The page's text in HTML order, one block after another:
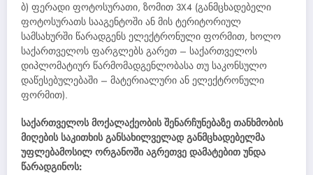
ბ) ფერადი ფოტოსურათი, ზომით 3X4 (განმცხადებელი
ფოტოსურათს სააგენტოში ან მის ტერიტორიულ
სამსახურში წარადგენს ელექტრონული ფორმით, ხოლო
საქართველოს ფარგლებს გარეთ – საქართველოს
დიპლომატიურ წარმომადგენლობასა თუ საკონსულო
დაწესებულებაში – მატერიალური ან ელექტრონული
ფორმით).
საქართველოს მოქალაქეობის შენარჩუნებაზე თანხმობის
მიღების საკითხის განსახილველად განმცხადებელმა
უფლებამოსილ ორგანოში აგრეთვე დამატებით უნდა
წარადგინოს: